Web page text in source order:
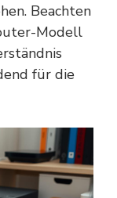
Beachten
Modell
für die